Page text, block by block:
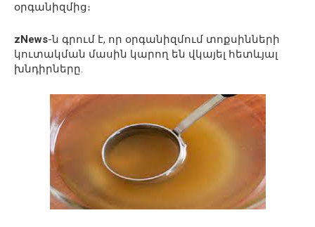
օրգանիզմից։
zNews-ն գրում է, որ օրգանիզմում տոքսինների
կուտակման մասին կարող են վկայել հետևյալ
խնդիրները.